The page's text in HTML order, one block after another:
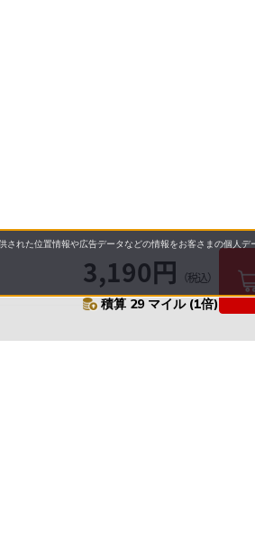
3,190円 （税込）
積算 29 マイル (1倍)
れた位置情報や広告データなどの情報をお客さまの個人